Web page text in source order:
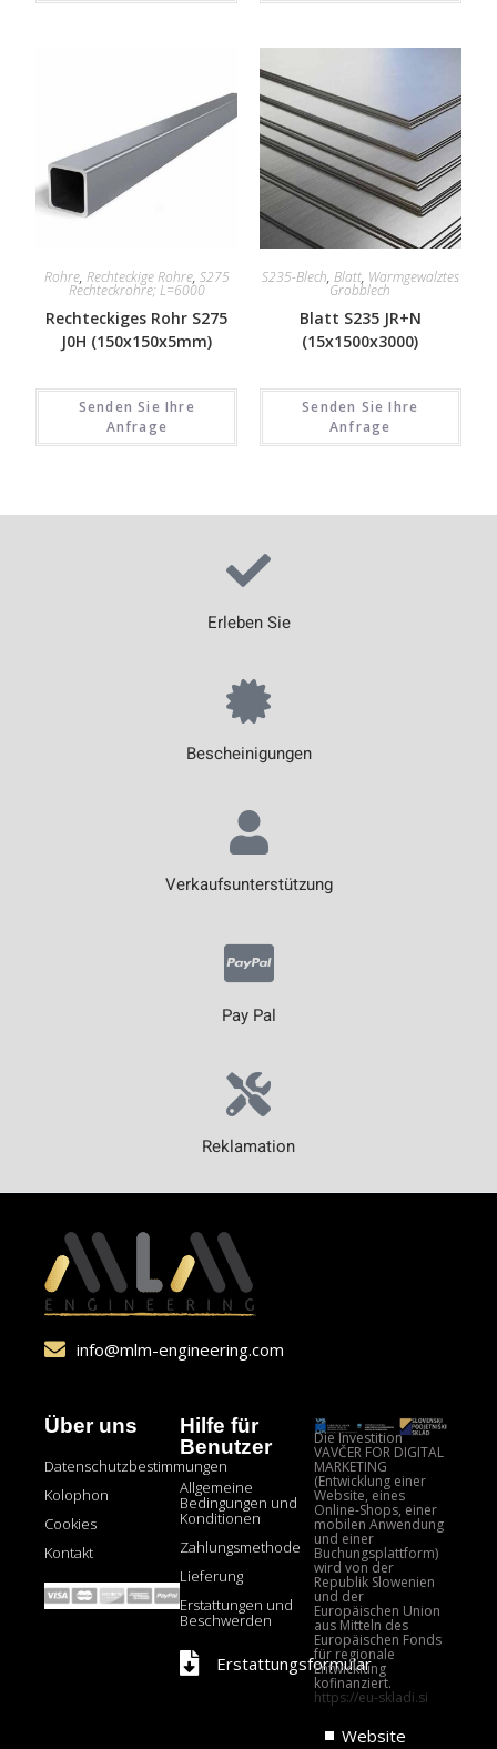
Rohre, Rechteckige Rohre, S275
Rechteckrohre; L=6000
Rechteckiges Rohr S275
J0H (150x150x5mm)
Senden Sie Ihre
Anfrage
S235-Blech, Blatt, Warmgewalztes
Grobblech
Blatt S235 JR+N
(15x1500x3000)
Senden Sie Ihre
Anfrage
Erleben Sie
Bescheinigungen
Verkaufsunterstützung
Pay Pal
Reklamation
info@mlm-engineering.com
Über uns
Datenschutzbestimmungen
Kolophon
Cookies
Kontakt
Hilfe für
Benutzer
Allgemeine
Bedingungen und
Konditionen
Zahlungsmethode
Lieferung
Erstattungen und
Beschwerden
Erstattungsformular
Die Investition
VAVČER FOR DIGITAL
MARKETING
(Entwicklung einer
Website, eines
Online-Shops, einer
mobilen Anwendung
und einer
Buchungsplattform)
wird von der
Republik Slowenien
und der
Europäischen Union
aus Mitteln des
Europäischen Fonds
für regionale
Entwicklung
kofinanziert.
https://eu-skladi.si
Website